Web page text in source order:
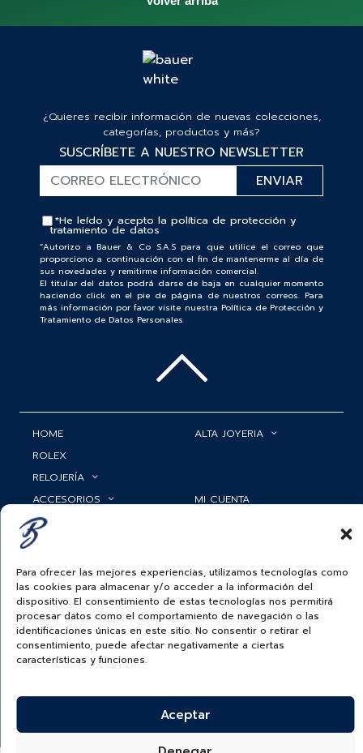
Para ofrecer las mejores experiencias, utilizamos tecnologías como
las cookies para almacenar y/o acceder a la información del
dispositivo. El consentimiento de estas tecnologías nos permitirá
procesar datos como el comportamiento de navegación o las
identificaciones únicas en este sitio. No consentir o retirar el
consentimiento, puede afectar negativamente a ciertas
características y funciones.
Aceptar
¿Quieres recibir información de nuevas colecciones,
categorías, productos y más?
SUSCRÍBETE A NUESTRO NEWSLETTER
*He leído y acepto la política de protección y
tratamiento de datos
“Autorizo a Bauer & Co S.A.S para que utilice el correo que
proporciono a continuación con el fin de mantenerme al día de
sus novedades y remitirme información comercial.
El titular del datos podrá darse de baja en cualquier momento
haciendo click en el pie de página de nuestros correos. Para
más información por favor visite nuestra Política de Protección y
Tratamiento de Datos Personales
HOME
ROLEX
RELOJERÍA
ALTA JOYERIA
ACCESORIOS
BAUER NEWS
MI CUENTA
ECUADOR
BAUER & CO SAS. TODOS LOS DERECHOS
RESERVADOS.
FRECUENTES SOBRE PAGOS ELECTRÓNICOS